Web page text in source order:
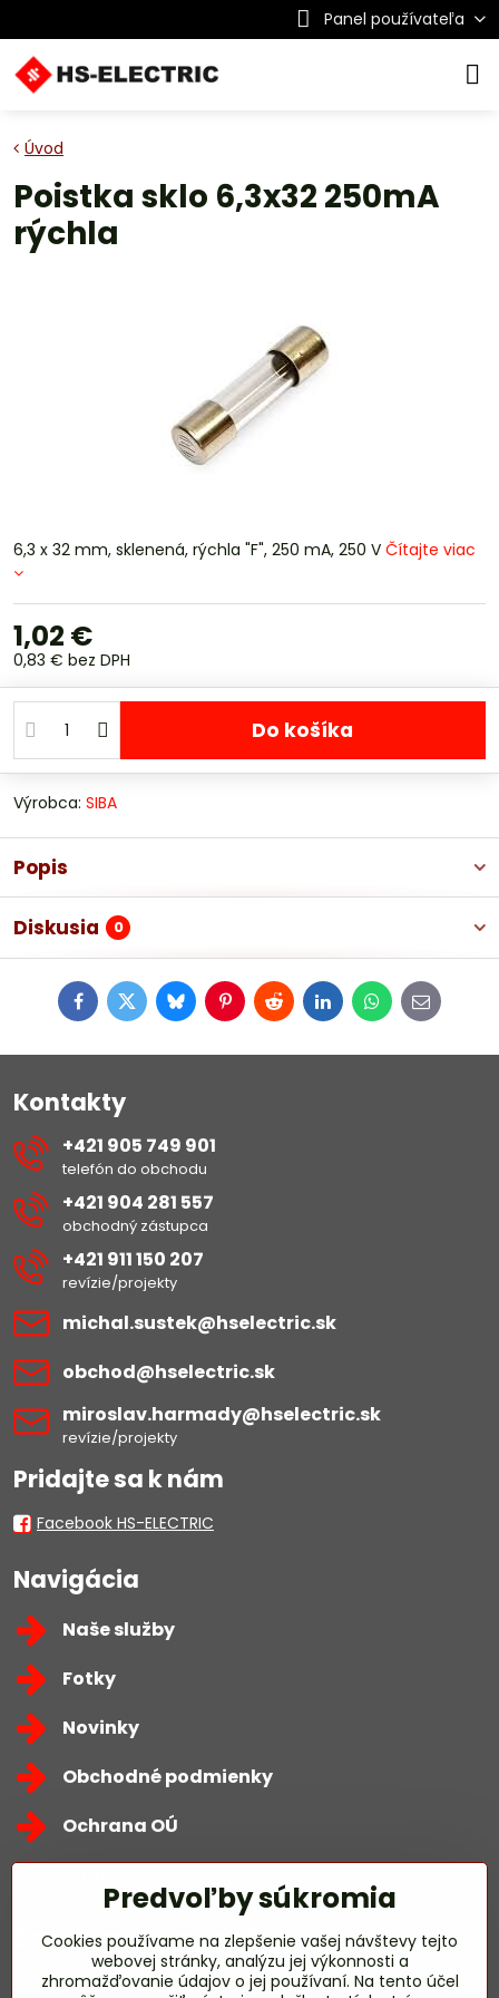
Panel používateľa
Úvod
Poistka sklo 6,3x32 250mA
rýchla
6,3 x 32 mm, sklenená, rýchla "F", 250 mA, 250 V Čítajte viac
1,02 €
0,83 € bez DPH
Do košíka
Výrobca: SIBA
Popis
Diskusia 0
FacebookTwitterBlueskyPinterestRedditLinkedInWhatsApp
E-
mail
Kontakty
+421 905 749 901
telefón do obchodu
+421 904 281 557
obchodný zástupca
+421 911 150 207
revízie/projekty
michal​.sustek​@hselectric​.sk
obchod​@hselectric​.sk
miroslav​.harmady​@hselectric​.sk
revízie/projekty
Pridajte sa k nám
Facebook HS-ELECTRIC
Navigácia
Naše služby
Fotky
Novinky
Obchodné podmienky
Ochrana OÚ
Zavoláme Vám späť
Predvoľby súkromia
Cookies používame na zlepšenie vašej návštevy tejto
webovej stránky, analýzu jej výkonnosti a
zhromažďovanie údajov o jej používaní. Na tento účel